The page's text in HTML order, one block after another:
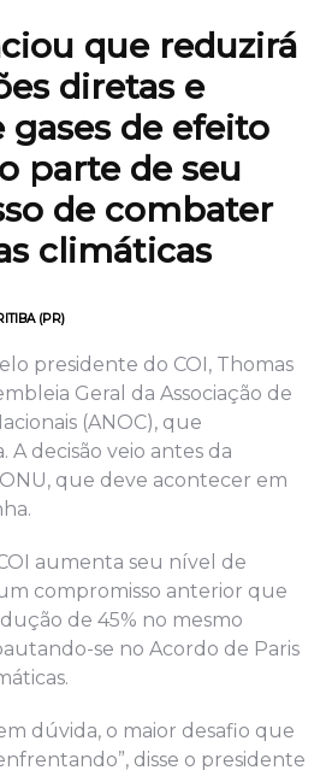
que reduzirá
diretas e
gases de efeito
parte de seu
de combater
climáticas
(PR)
presidente do COI, Thomas
Geral da Associação de
(ANOC), que
A decisão veio antes da
que deve acontecer em
aumenta seu nível de
compromisso anterior que
de 45% no mesmo
se no Acordo de Paris
dúvida, o maior desafio que
disse o presidente